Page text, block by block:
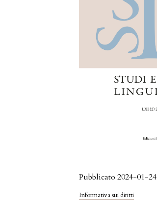
Pubblicato 2024-01-24
Informativa sui diritti